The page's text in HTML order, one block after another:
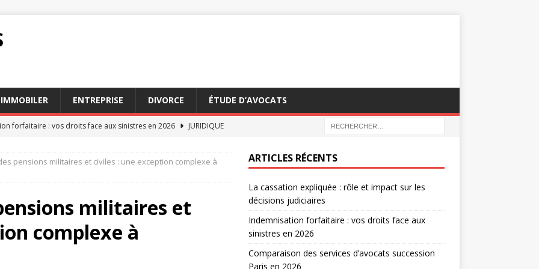
IMMOBILER ENTREPRISE DIVORCE ÉTUDE D’AVOCATS
forfaitaire : vos droits face aux sinistres en 2026
JURIDIQUE
appel : comprendre le processus et ses enjeux
DROIT
expliquée : rôle et impact sur les décisions judiciaires
pensions militaires et civiles : une exception complexe à
militaires et
complexe à
ARTICLES RÉCENTS
La cassation expliquée : rôle et impact sur les
décisions judiciaires
Indemnisation forfaitaire : vos droits face aux
sinistres en 2026
Comparaison des services d’avocats succession
Paris en 2026